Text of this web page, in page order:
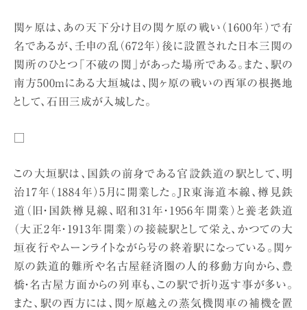
関ヶ原は、あの天下分け目の関ケ原の戦い（1600年）で有
名であるが、壬申の乱（672年）後に設置された日本三関の
関所のひとつ「不破の関」があった場所である。また、駅の
南方500mにある大垣城は、関ヶ原の戦いの西軍の根拠地
として、石田三成が入城した。
この大垣駅は、国鉄の前身である官設鉄道の駅として、明
治17年（1884年）5月に開業した。JR東海道本線、樽見鉄
道（旧・国鉄樽見線、昭和31年・1956年開業）と養老鉄道
（大正2年・1913年開業）の接続駅として栄え、かつての大
垣夜行やムーンライトながら号の終着駅になっている。関ヶ
原の鉄道的難所や名古屋経済圏の人的移動方向から、豊
橋・名古屋方面からの列車も、この駅で折り返す事が多い。
また、駅の西方には、関ヶ原越えの蒸気機関車の補機を置